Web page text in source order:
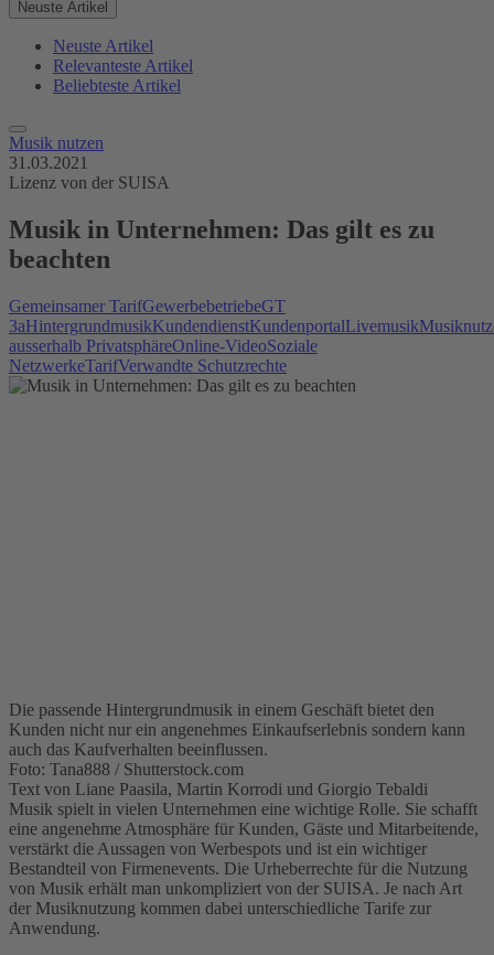
Neuste Artikel
Neuste Artikel
Relevanteste Artikel
Beliebteste Artikel
Musik nutzen
31.03.2021
Lizenz von der SUISA
Musik in Unternehmen: Das gilt es zu
beachten
Gemeinsamer TarifGewerbebetriebeGT
3aHintergrundmusikKundendienstKundenportalLivemusik
ausserhalb PrivatsphäreOnline-VideoSoziale
NetzwerkeTarifVerwandte Schutzrechte
Die passende Hintergrundmusik in einem Geschäft bietet den
Kunden nicht nur ein angenehmes Einkaufserlebnis sondern kann
auch das Kaufverhalten beeinflussen.
Foto: Tana888 / Shutterstock.com
Text von Liane Paasila, Martin Korrodi und Giorgio Tebaldi
Musik spielt in vielen Unternehmen eine wichtige Rolle. Sie schafft
eine angenehme Atmosphäre für Kunden, Gäste und Mitarbeitende,
verstärkt die Aussagen von Werbespots und ist ein wichtiger
Bestandteil von Firmenevents. Die Urheberrechte für die Nutzung
von Musik erhält man unkompliziert von der SUISA. Je nach Art
der Musiknutzung kommen dabei unterschiedliche Tarife zur
Anwendung.